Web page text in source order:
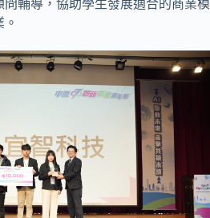
輔導，協助學生發展適合的商業模